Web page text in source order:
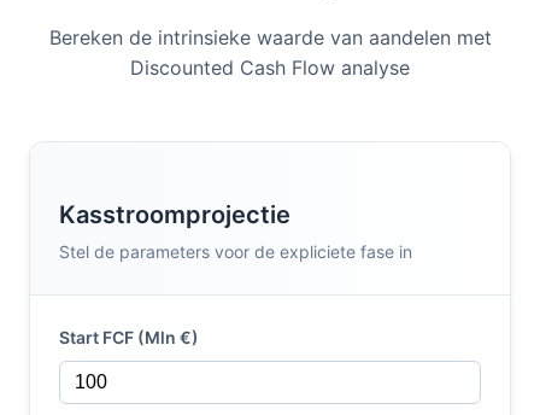
Bereken de intrinsieke waarde van aandelen met
Discounted Cash Flow analyse
Kasstroomprojectie
Stel de parameters voor de expliciete fase in
Start FCF (Mln €)